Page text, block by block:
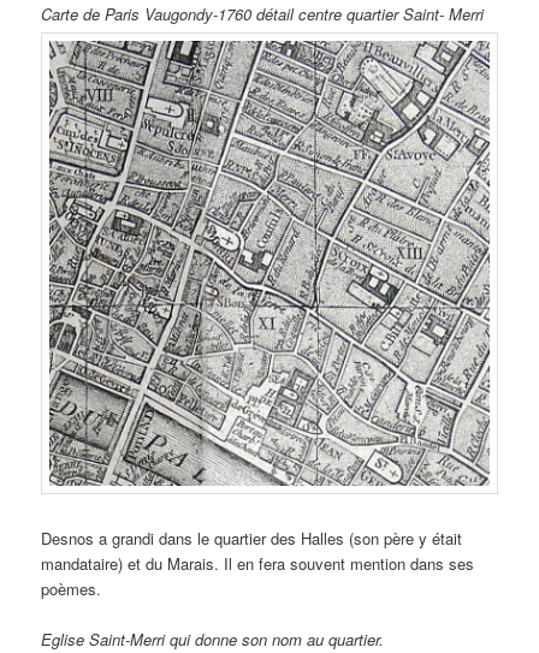
Carte de Paris Vaugondy-1760 détail centre quartier Saint- Merri
Desnos a grandi dans le quartier des Halles (son père y était
mandataire) et du Marais. Il en fera souvent mention dans ses
poèmes.
Eglise Saint-Merri qui donne son nom au quartier.